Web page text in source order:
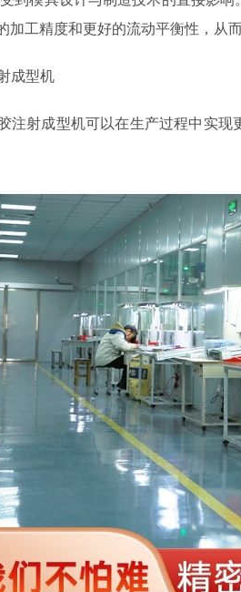
加工精度和更好的流动平衡性，从
成型机
注射成型机可以在生产过程中实